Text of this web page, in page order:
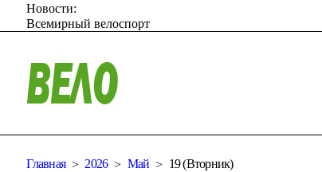
Новости:
Всемирный велоспорт
Главная 2026 Май 19 (Вторник)